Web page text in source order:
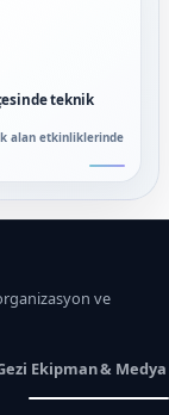
teknik
alan etkinliklerinde
ve
Ekipman & Medya